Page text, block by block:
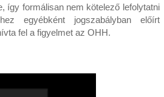
így formálisan nem kötelező lefolytatni
egyébként jogszabályban előírt
fel a figyelmet az OHH.